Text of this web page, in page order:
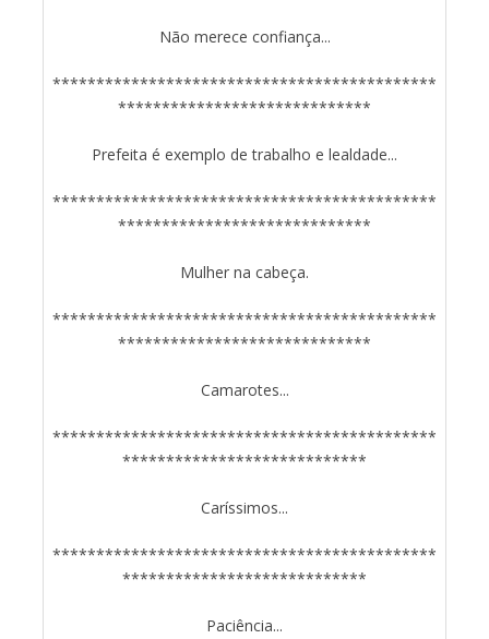
Não merece confiança...
********************************************
*****************************
Prefeita é exemplo de trabalho e lealdade...
********************************************
*****************************
Mulher na cabeça.
********************************************
*****************************
Camarotes...
********************************************
****************************
Caríssimos...
********************************************
****************************
Paciência...